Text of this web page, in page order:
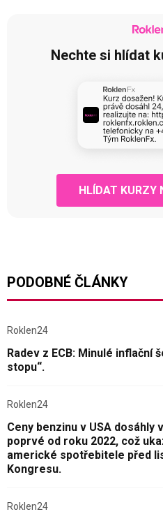
Nechte si hlídat
HLÍDAT KURZY
PODOBNÉ ČLÁNKY
Roklen24
Radev z ECB: Minulé inflační
stopu“.
Roklen24
Ceny benzinu v USA dosáhly
poprvé od roku 2022, což
americké spotřebitele před
Kongresu.
Roklen24